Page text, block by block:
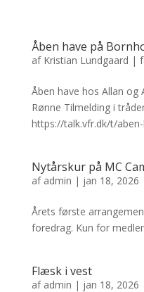
Åben have på
af Kristian Lundgaard |
Åben have hos Allan og
Rønne Tilmelding i
https://talk.vfr.dk/t/
Nytårskur på MC
af admin | jan 18, 2026
Årets første
foredrag. Kun for
Flæsk i vest
af admin | jan 18, 2026